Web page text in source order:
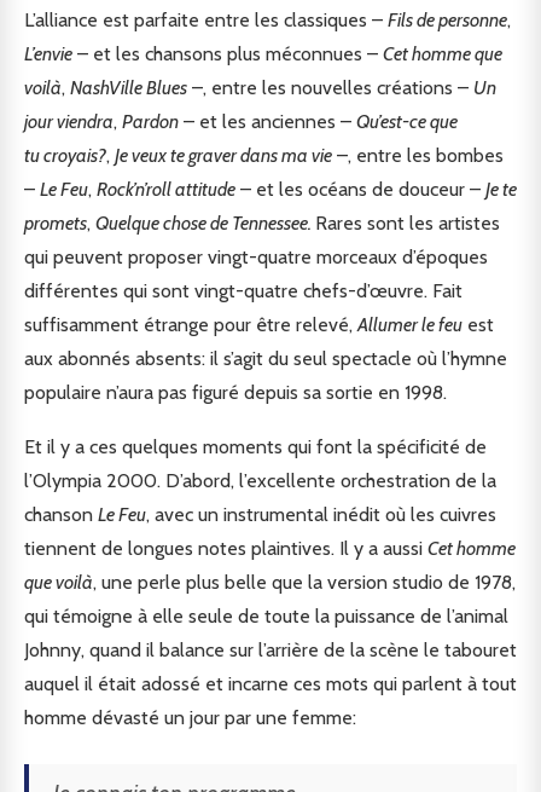
L’alliance est parfaite entre les classiques – Fils de personne,
L’envie – et les chansons plus méconnues – Cet homme que
voilà, NashVille Blues –, entre les nouvelles créations – Un
jour viendra, Pardon – et les anciennes – Qu’est-ce que
tu croyais?, Je veux te graver dans ma vie –, entre les bombes
– Le Feu, Rock’n’roll attitude – et les océans de douceur – Je te
promets, Quelque chose de Tennessee. Rares sont les artistes
qui peuvent proposer vingt-quatre morceaux d’époques
différentes qui sont vingt-quatre chefs-d’œuvre. Fait
suffisamment étrange pour être relevé,Allumer le feu est
aux abonnés absents: il s’agit du seul spectacle où l’hymne
populaire n’aura pas figuré depuis sa sortie en 1998.
Et il y a ces quelques moments qui font la spécificité de
l’Olympia 2000. D’abord, l’excellente orchestration de la
chanson Le Feu, avec un instrumental inédit où les cuivres
tiennent de longues notes plaintives. Il y a aussi Cet homme
que voilà, une perle plus belle que la version studio de 1978,
qui témoigne à elle seule de toute la puissance de l’animal
Johnny, quand il balance sur l’arrière de la scène le tabouret
auquel il était adossé et incarne ces mots qui parlent à tout
homme dévasté un jour par une femme: